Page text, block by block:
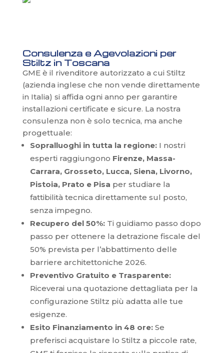
Consulenza e Agevolazioni per
Stiltz in Toscana
GME è il rivenditore autorizzato a cui Stiltz
(azienda inglese che non vende direttamente
in Italia) si affida ogni anno per garantire
installazioni certificate e sicure. La nostra
consulenza non è solo tecnica, ma anche
progettuale:
Sopralluoghi in tutta la regione:I nostri
esperti raggiungono Firenze, Massa-
Carrara, Grosseto, Lucca, Siena, Livorno,
Pistoia, Prato e Pisa per studiare la
fattibilità tecnica direttamente sul posto,
senza impegno.
Recupero del 50%:Ti guidiamo passo dopo
passo per ottenere la detrazione fiscale del
50% prevista per l’abbattimento delle
barriere architettoniche 2026.
Preventivo Gratuito e Trasparente:
Riceverai una quotazione dettagliata per la
configurazione Stiltz più adatta alle tue
esigenze.
Esito Finanziamento in 48 ore:Se
preferisci acquistare lo Stiltz a piccole rate,